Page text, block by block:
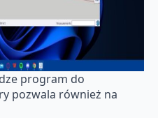
program do
pozwala również na